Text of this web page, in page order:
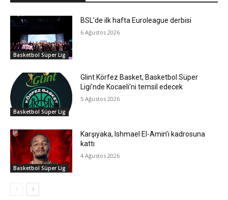
Basketbol Süper Lig
BSL’de ilk hafta Euroleague derbisi
6 Ağustos 2026
Basketbol Süper Lig
Glint Körfez Basket, Basketbol Süper
Ligi’nde Kocaeli’ni temsil edecek
5 Ağustos 2026
Basketbol Süper Lig
Karşıyaka, Ishmael El-Amin’i kadrosuna
kattı
4 Ağustos 2026